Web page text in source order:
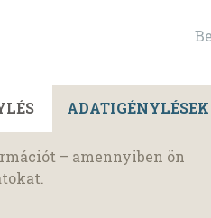
ADATIGÉNYLÉSEK
– amennyiben ön